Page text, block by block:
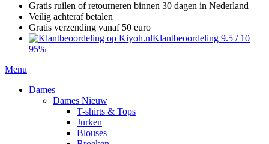
Gratis ruilen of retourneren binnen 30 dagen in Nederland
Veilig achteraf betalen
Gratis verzending vanaf 50 euro
Klantbeoordeling 9.5 / 10
95%
Menu
Dames
Dames Nieuw
T-shirts & Tops
Jurken
Blouses